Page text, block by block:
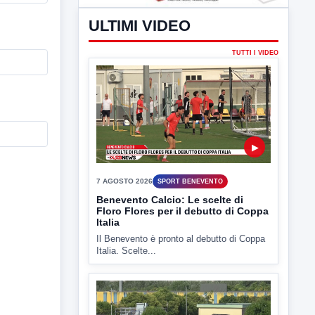
ULTIMI VIDEO
TUTTI I VIDEO
7 AGOSTO 2026 SPORT BENEVENTO
Benevento Calcio: Le scelte di
Floro Flores per il debutto di Coppa
Italia
Il Benevento è pronto al debutto di Coppa
Italia. Scelte...